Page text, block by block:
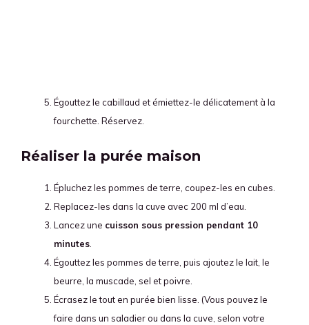
Égouttez le cabillaud et émiettez-le délicatement à la
fourchette. Réservez.
Réaliser la purée maison
Épluchez les pommes de terre, coupez-les en cubes.
Replacez-les dans la cuve avec 200 ml d’eau.
Lancez une cuisson sous pression pendant 10
minutes
Égouttez les pommes de terre, puis ajoutez le lait, le
beurre, la muscade, sel et poivre.
Écrasez le tout en purée bien lisse. (Vous pouvez le
faire dans un saladier ou dans la cuve, selon votre